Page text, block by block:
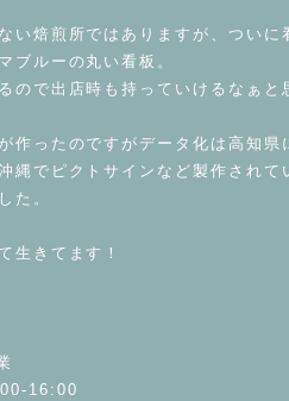
い焙煎所ではありますが、ついに
ブルーの丸い看板。
ので出店時も持っていけるなぁと
作ったのですがデータ化は高知
縄でピクトサインなど製作され
た。
生きてます！
16:00